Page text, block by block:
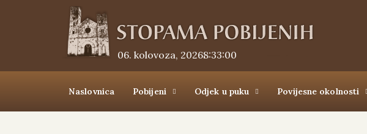
06. kolovoza, 2026.8:33:00
Naslovnica Pobijeni Odjek u puku Povijesne okolnosti